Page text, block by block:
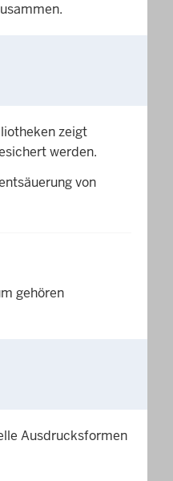
zeigt
werden.
von
gehören
Ausdrucksformen